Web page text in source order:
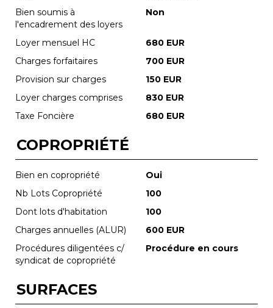
Bien soumis à
l'encadrement des loyers
Non
Loyer mensuel HC
680 EUR
Charges forfaitaires
700 EUR
Provision sur charges
150 EUR
Loyer charges comprises
830 EUR
Taxe Foncière
680 EUR
COPROPRIÉTÉ
Bien en copropriété
Oui
Nb Lots Copropriété
100
Dont lots d'habitation
100
Charges annuelles (ALUR)
600 EUR
Procédures diligentées c/
syndicat de copropriété
Procédure en cours
SURFACES